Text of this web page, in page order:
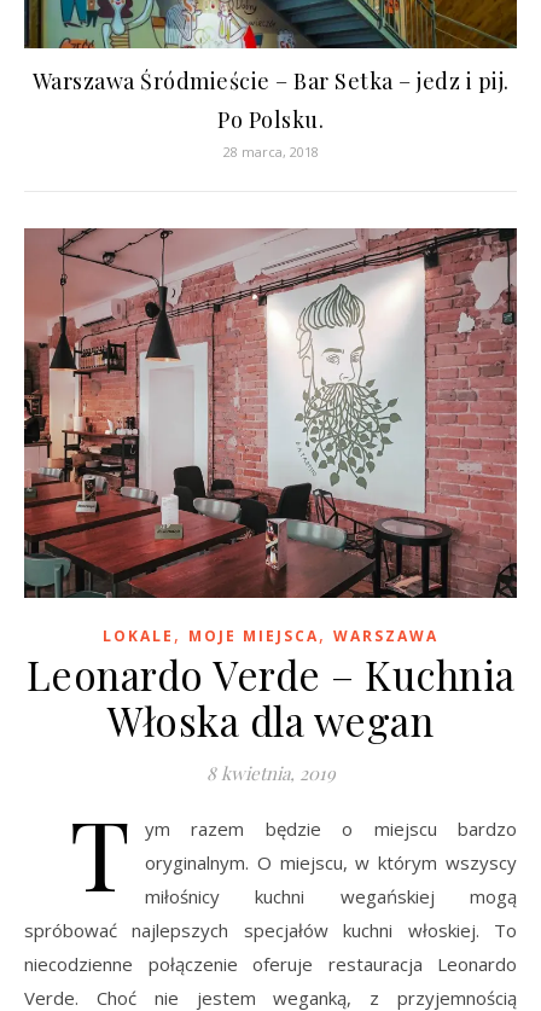
Warszawa Śródmieście – Bar Setka – jedz i pij.
Po Polsku.
28 marca, 2018
LOKALE , MOJE MIEJSCA, WARSZAWA
Leonardo Verde – Kuchnia
Włoska dla wegan
8 kwietnia, 2019
T
ym razem będzie o miejscu bardzo
oryginalnym. O miejscu, w którym wszyscy
miłośnicy kuchni wegańskiej mogą
spróbować najlepszych specjałów kuchni włoskiej. To
niecodzienne połączenie oferuje restauracja Leonardo
Verde. Choć nie jestem weganką, z przyjemnością